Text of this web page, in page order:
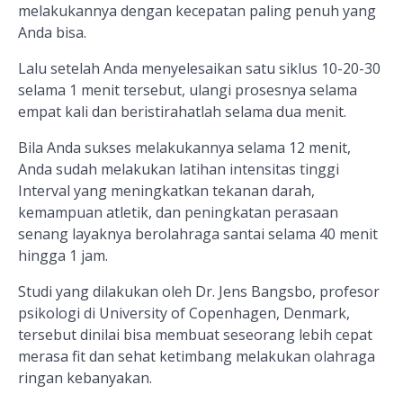
melakukannya dengan kecepatan paling penuh yang
Anda bisa.
Lalu setelah Anda menyelesaikan satu siklus 10-20-30
selama 1 menit tersebut, ulangi prosesnya selama
empat kali dan beristirahatlah selama dua menit.
Bila Anda sukses melakukannya selama 12 menit,
Anda sudah melakukan latihan intensitas tinggi
Interval yang meningkatkan tekanan darah,
kemampuan atletik, dan peningkatan perasaan
senang layaknya berolahraga santai selama 40 menit
hingga 1 jam.
Studi yang dilakukan oleh Dr. Jens Bangsbo, profesor
psikologi di University of Copenhagen, Denmark,
tersebut dinilai bisa membuat seseorang lebih cepat
merasa fit dan sehat ketimbang melakukan olahraga
ringan kebanyakan.